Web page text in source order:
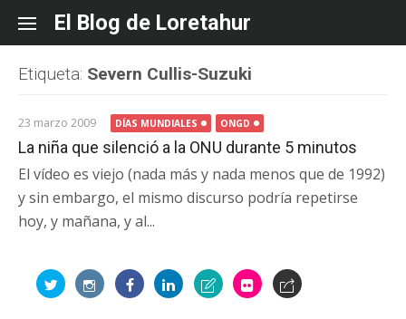
content
El Blog de Loretahur
Etiqueta: Severn Cullis-Suzuki
23 marzo 2009 DÍAS MUNDIALES ONGD
La niña que silenció a la ONU durante 5 minutos
El vídeo es viejo (nada más y nada menos que de 1992)
y sin embargo, el mismo discurso podría repetirse
hoy, y mañana, y al...